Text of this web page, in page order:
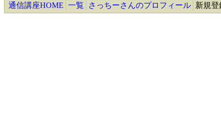
通信講座HOME 一覧 さっちーさんのプロフィール 新規